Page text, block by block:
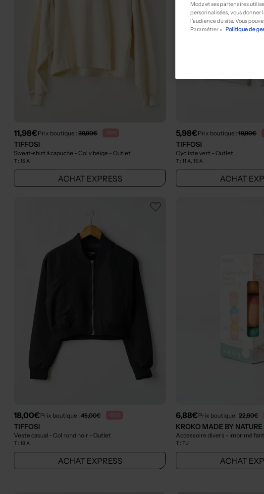
11,98€Prix boutique :39,90€ -70%
TIFFOSI
Sweat-shirt à capuche - Col v beige - Outlet
T :15 A
ACHAT EXPRESS
5,98€Prix boutique :19,90€
TIFFOSI
Cycliste vert - Outlet
T :11 A, 15 A
ACHAT
18,00€Prix boutique :45,00€ -60%
TIFFOSI
Veste casual - Col rond noir - Outlet
T :18 A
ACHAT EXPRESS
6,88€Prix boutique :22,90€
KROKO MADE BY NATURE
Accessoire divers - Imprimé
T : TU
ACHAT
Modz et ses partenaires
personnalisées, vous donner
l’audience du site. Vous
Paramétrer ». Politique de